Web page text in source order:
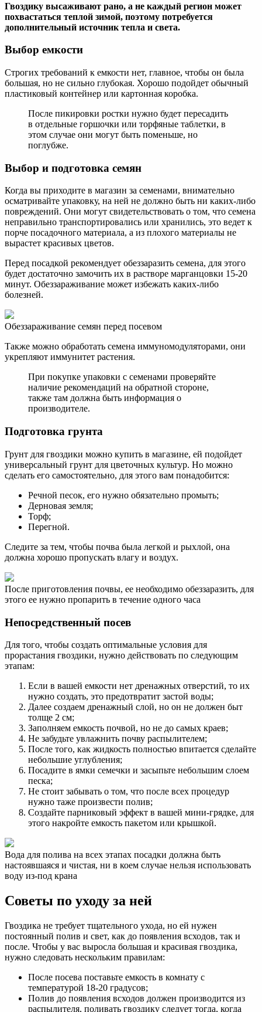
Гвоздику высаживают рано, а не каждый регион может
похвастаться теплой зимой, поэтому потребуется
дополнительный источник тепла и света.
Выбор емкости
Строгих требований к емкости нет, главное, чтобы он была
большая, но не сильно глубокая. Хорошо подойдет обычный
пластиковый контейнер или картонная коробка.
После пикировки ростки нужно будет пересадить
в отдельные горшочки или торфяные таблетки, в
этом случае они могут быть поменьше, но
поглубже.
Выбор и подготовка семян
Когда вы приходите в магазин за семенами, внимательно
осматривайте упаковку, на ней не должно быть ни каких-либо
повреждений. Они могут свидетельствовать о том, что семена
неправильно транспортировались или хранились, это ведет к
порче посадочного материала, а из плохого материалы не
вырастет красивых цветов.
Перед посадкой рекомендует обеззаразить семена, для этого
будет достаточно замочить их в растворе марганцовки 15-20
минут. Обеззараживание может избежать каких-либо
болезней.
Обеззараживание семян перед посевом
Также можно обработать семена иммуномодуляторами, они
укрепляют иммунитет растения.
При покупке упаковки с семенами проверяйте
наличие рекомендаций на обратной стороне,
также там должна быть информация о
производителе.
Подготовка грунта
Грунт для гвоздики можно купить в магазине, ей подойдет
универсальный грунт для цветочных культур. Но можно
сделать его самостоятельно, для этого вам понадобится:
Речной песок, его нужно обязательно промыть;
Дерновая земля;
Торф;
Перегной.
Следите за тем, чтобы почва была легкой и рыхлой, она
должна хорошо пропускать влагу и воздух.
После приготовления почвы, ее необходимо обеззаразить, для
этого ее нужно пропарить в течение одного часа
Непосредственный посев
Для того, чтобы создать оптимальные условия для
прорастания гвоздики, нужно действовать по следующим
этапам:
Если в вашей емкости нет дренажных отверстий, то их
нужно создать, это предотвратит застой воды;
Далее создаем дренажный слой, но он не должен быт
толще 2 см;
Заполняем емкость почвой, но не до самых краев;
Не забудьте увлажнить почву распылителем;
После того, как жидкость полностью впитается сделайте
небольшие углубления;
Посадите в ямки семечки и засыпьте небольшим слоем
песка;
Не стоит забывать о том, что после всех процедур
нужно таже произвести полив;
Создайте парниковый эффект в вашей мини-грядке, для
этого накройте емкость пакетом или крышкой.
Вода для полива на всех этапах посадки должна быть
настоявшаяся и чистая, ни в коем случае нельзя использовать
воду из-под крана
Советы по уходу за ней
Гвоздика не требует тщательного ухода, но ей нужен
постоянный полив и свет, как до появления всходов, так и
после. Чтобы у вас выросла большая и красивая гвоздика,
нужно следовать нескольким правилам:
После посева поставьте емкость в комнату с
температурой 18-20 градусов;
Полив до появления всходов должен производится из
распылителя, поливать гвоздику следует тогда, когда